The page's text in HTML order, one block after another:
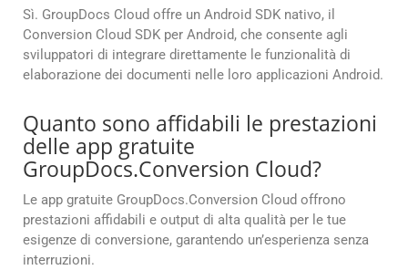
Sì. GroupDocs Cloud offre un Android SDK nativo, il
Conversion Cloud SDK per Android, che consente agli
sviluppatori di integrare direttamente le funzionalità di
elaborazione dei documenti nelle loro applicazioni Android.
Quanto sono affidabili le prestazioni
delle app gratuite
GroupDocs.Conversion Cloud?
Le app gratuite GroupDocs.Conversion Cloud offrono
prestazioni affidabili e output di alta qualità per le tue
esigenze di conversione, garantendo un’esperienza senza
interruzioni.